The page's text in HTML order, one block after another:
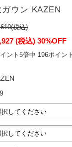
ウン KAZEN
(税込)
(税込) 30%OFF
ント5倍中 196ポイン